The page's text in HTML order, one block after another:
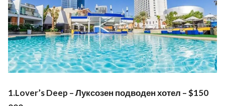
1.Lover’s Deep – Луксозен подводен хотел – $150